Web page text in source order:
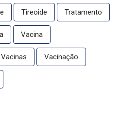
Tireoide Tratamento
Vacina
Vacinas Vacinação